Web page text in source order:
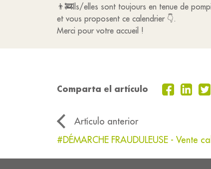
👨‍🚒Ils/elles sont toujours en tenue de
et vous proposent ce calendrier 👇.
Merci pour votre accueil !
Comparta el artículo
Artículo anterior
#DÉMARCHE FRAUDULEUSE - Vente